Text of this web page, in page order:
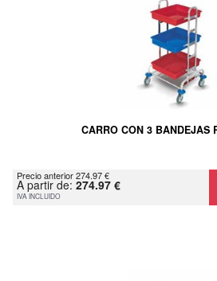
CARRO CON 3 BANDEJAS
Precio anterior 274.97 €
A partir de: 274.97 €
IVA INCLUIDO